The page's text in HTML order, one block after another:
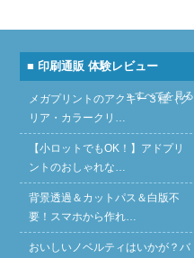
■ 印刷通販 体験レビュー
» すべてを見る
メガプリントのアクキー３種（ク
リア・カラークリ…
【小ロットでもOK！】アドプリ
ントのおしゃれな…
背景透過＆カットパス＆白版不
要！スマホから作れ…
おいしいノベルティはいかが？バ